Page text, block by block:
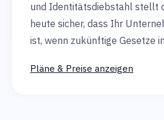
und Identitätsdiebstahl stellt
heute sicher, dass Ihr
ist, wenn zukünftige Gesetze
Pläne & Preise anzeigen